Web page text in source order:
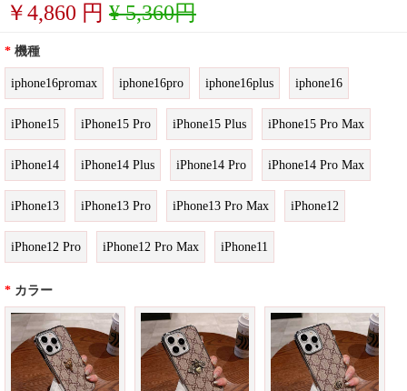
￥4,860 円 ¥ 5,360円
* 機種
iphone16promax iphone16pro iphone16plus iphone16
iPhone15 iPhone15 Pro iPhone15 Plus iPhone15 Pro Max
iPhone14 iPhone14 Plus iPhone14 Pro iPhone14 Pro Max
iPhone13 iPhone13 Pro iPhone13 Pro Max iPhone12
iPhone12 Pro iPhone12 Pro Max iPhone11
* カラー